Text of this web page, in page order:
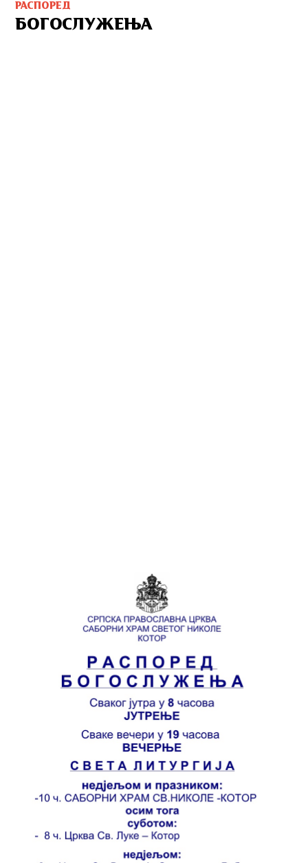
РАСПОРЕД
БОГОСЛУЖЕЊА